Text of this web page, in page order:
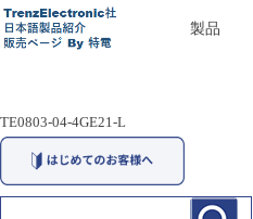
製品
TE0803-04-4GE21-L